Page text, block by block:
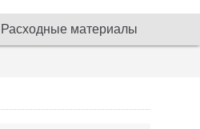
Расходные материалы